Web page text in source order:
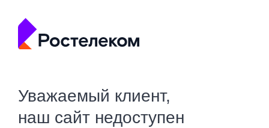
Уважаемый клиент,
наш сайт недоступен